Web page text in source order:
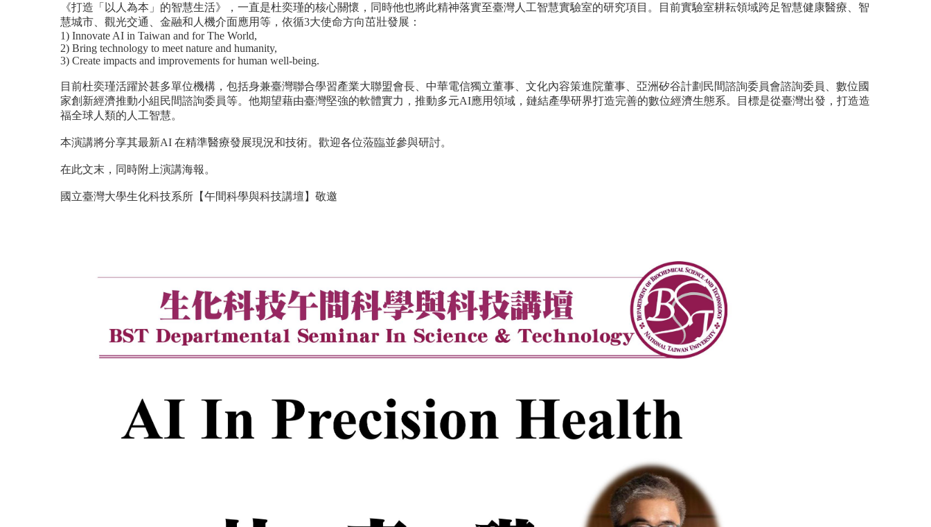
《打造「以人為本」的智慧生活》，一直是杜奕瑾的核心關懷，同時他也將此精神落實至臺灣人工智慧實驗室的研究項目。目前實驗室耕耘領域跨足智慧健康醫療、智
慧城市、觀光交通、金融和人機介面應用等，依循3大使命方向茁壯發展：
1) Innovate AI in Taiwan and for The World,
2) Bring technology to meet nature and humanity,
3) Create impacts and improvements for human well-being.
目前杜奕瑾活躍於甚多單位機構，包括身兼臺灣聯合學習產業大聯盟會長、中華電信獨立董事、文化內容策進院董事、亞洲矽谷計劃民間諮詢委員會諮詢委員、數位國
家創新經濟推動小組民間諮詢委員等。他期望藉由臺灣堅強的軟體實力，推動多元AI應用領域，鏈結產學研界打造完善的數位經濟生態系。目標是從臺灣出發，打造造
福全球人類的人工智慧。
本演講將分享其最新AI 在精準醫療發展現況和技術。歡迎各位蒞臨並參與研討。
在此文末，同時附上演講海報。
國立臺灣大學生化科技系所【午間科學與科技講壇】敬邀